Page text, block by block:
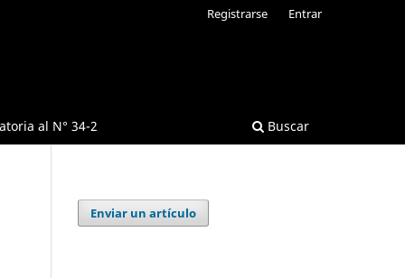
al N° 34-2 Buscar
Registrarse Entrar
Enviar un artículo